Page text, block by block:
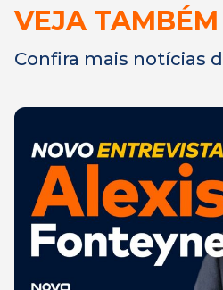
VEJA TAMBÉM
Confira mais notícias